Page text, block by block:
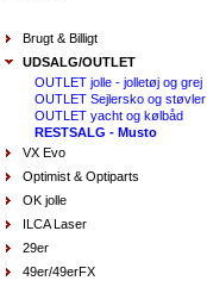
Brugt & Billigt
UDSALG/OUTLET
OUTLET jolle - jolletøj og grej
OUTLET Sejlersko og støvler
OUTLET yacht og kølbåd
RESTSALG - Musto
VX Evo
Optimist & Optiparts
OK jolle
ILCA Laser
29er
49er/49erFX